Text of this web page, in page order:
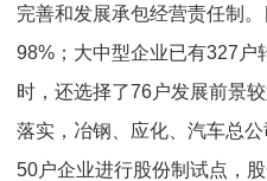
完善和发展承包经营责任制
98%；大中型企业已有327户
时，还选择了76户发展前景
落实，冶钢、应化、汽车总
50户企业进行股份制试点，